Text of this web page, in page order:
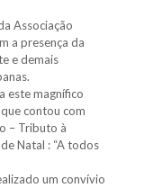
Associação
a presença da
e demais
este magnífico
contou com
– Tributo à
Natal : “A todos
um convívio